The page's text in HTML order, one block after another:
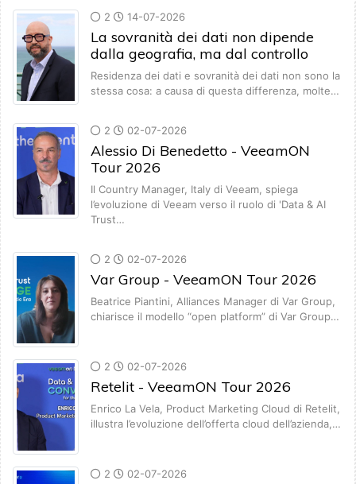
2 14-07-2026
La sovranità dei dati non dipende
dalla geografia, ma dal controllo
Residenza dei dati e sovranità dei dati non sono la
stessa cosa: a causa di questa differenza, molte…
2 02-07-2026
Alessio Di Benedetto - VeeamON
Tour 2026
Il Country Manager, Italy di Veeam, spiega
l’evoluzione di Veeam verso il ruolo di 'Data & AI
Trust…
2 02-07-2026
Var Group - VeeamON Tour 2026
Beatrice Piantini, Alliances Manager di Var Group,
chiarisce il modello “open platform” di Var Group…
2 02-07-2026
Retelit - VeeamON Tour 2026
Enrico La Vela, Product Marketing Cloud di Retelit,
illustra l’evoluzione dell’offerta cloud dell’azienda,…
2 02-07-2026